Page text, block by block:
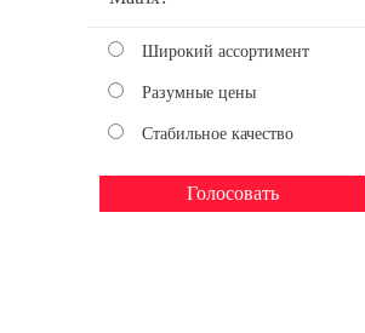
Широкий ассортимент
Разумные цены
Стабильное качество